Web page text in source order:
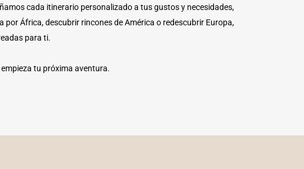
cada itinerario personalizado a tus gustos y necesidades,
África, descubrir rincones de América o redescubrir Europa,
para ti.
tu próxima aventura.